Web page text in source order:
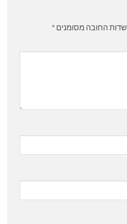
שדות החובה מסומנים *